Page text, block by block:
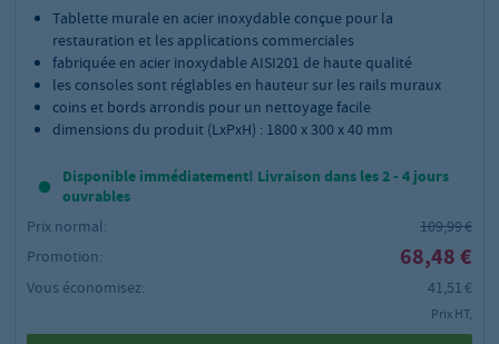
Tablette murale en acier inoxydable conçue pour la
restauration et les applications commerciales
fabriquée en acier inoxydable AISI201 de haute qualité
les consoles sont réglables en hauteur sur les rails muraux
coins et bords arrondis pour un nettoyage facile
dimensions du produit (LxPxH) : 1800 x 300 x 40 mm
Disponible immédiatement! Livraison dans les 2 - 4 jours
ouvrables
Prix normal:
109,99 €
Promotion:
68,48 €
Vous économisez: 41,51 €
Prix HT,